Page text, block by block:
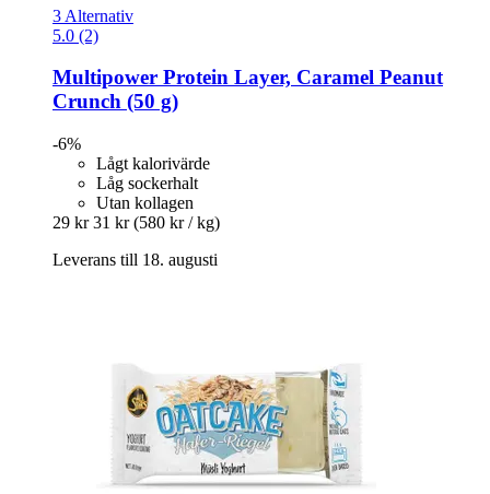
3 Alternativ
5.0 (2)
Multipower Protein Layer, Caramel Peanut
Crunch (50 g)
-6%
Lågt kalorivärde
Låg sockerhalt
Utan kollagen
29 kr 31 kr (580 kr / kg)
Leverans till 18. augusti